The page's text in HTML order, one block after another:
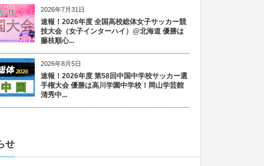
2026年7月31日
速報！2026年度 全国高校総体女子サッカー競
技大会（女子インターハイ）@北海道 優勝は
藤枝順心...
2026年8月5日
速報！2026年度 第58回中国中学校サッカー選
手権大会 優勝は高川学園中学校！岡山学芸館
清秀中...
せ